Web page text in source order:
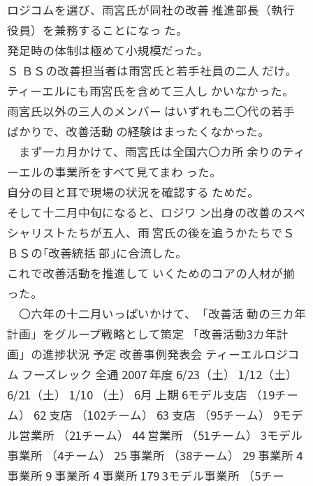
ロジコムを選び、雨宮氏が同社の改善 推進部長（執行
役員）を兼務することになっ た。
発足時の体制は極めて小規模だった。
Ｓ ＢＳの改善担当者は雨宮氏と若手社員の二人 だけ。
ティーエルにも雨宮氏を含めて三人し かいなかった。
雨宮氏以外の三人のメンバー はいずれも二〇代の若手
ばかりで、改善活動 の経験はまったくなかった。
まず一カ月かけて、雨宮氏は全国六〇カ所 余りのティ
ーエルの事業所をすべて見てまわ った。
自分の目と耳で現場の状況を確認する ためだ。
そして十二月中旬になると、ロジワ ン出身の改善のスペ
シャリストたちが五人、雨 宮氏の後を追うかたちでＳ
ＢＳの｢改善統括 部｣に合流した。
これで改善活動を推進して いくためのコアの人材が揃
った。
〇六年の十二月いっぱいかけて、「改善活 動の三カ年
計画」をグループ戦略として策定 「改善活動3カ年計
画」の進捗状況 予定 改善事例発表会 ティーエルロジコ
ム フーズレック 全通 2007 年度 6/23（土） 1/12（土）
6/21（土） 1/10 （土） 6月 上期 6モデル支店 （19チー
ム） 62 支店 （102チーム） 63 支店 （95チーム） 9モデ
ル営業所 （21チーム） 44 営業所 （51チーム） 3モデル
事業所 （4チーム） 25 事業所 （38チーム） 29 事業所 4
事業所 9 事業所 4 事業所 179 3モデル事業所 （5チー